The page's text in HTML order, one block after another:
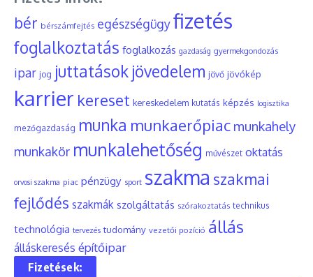
bér bérszámfejtés egészségügyfizetés
foglalkoztatás foglalkozás gazdaság gyermekgondozás
ipar jog juttatások jövedelem jövő jövőkép
karrier kereset kereskedelem kutatás képzés logisztika
mezőgazdaság munka munkaerőpiac munkahely
munkakör munkalehetőség művészet oktatás
orvosi szakma piac pénzügy sport szakma szakmai
fejlődés szakmák szolgáltatás szórakoztatás technikus
technológia tervezés tudomány vezetői pozíció állás
álláskeresés építőipar
Fizetések: